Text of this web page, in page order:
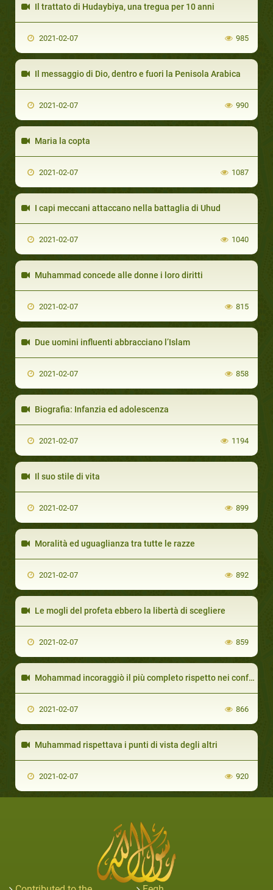
Il trattato di Hudaybiya, una tregua per 10 anni
2021-02-07 985
Il messaggio di Dio, dentro e fuori la Penisola Arabica
2021-02-07 990
Maria la copta
2021-02-07 1087
I capi meccani attaccano nella battaglia di Uhud
2021-02-07 1040
Muhammad concede alle donne i loro diritti
2021-02-07 815
Due uomini influenti abbracciano l’Islam
2021-02-07 858
Biografia: Infanzia ed adolescenza
2021-02-07 1194
Il suo stile di vita
2021-02-07 899
Moralità ed uguaglianza tra tutte le razze
2021-02-07 892
Le mogli del profeta ebbero la libertà di scegliere
2021-02-07 859
Mohammad incoraggiò il più completo rispetto nei confronti delle madri
2021-02-07 866
Muhammad rispettava i punti di vista degli altri
2021-02-07 920